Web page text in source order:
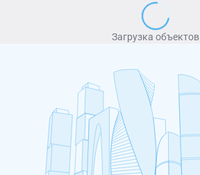
Загрузка объектов